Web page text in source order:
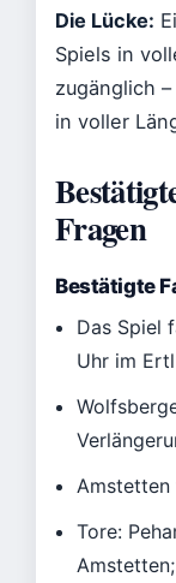
Die Lücke:
Spiels in
zugänglich
in voller
Fragen
Bestätigte
Das Spiel
Uhr im
Tore: